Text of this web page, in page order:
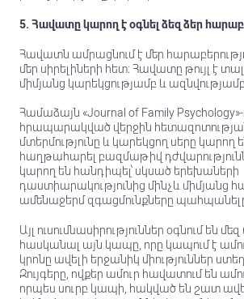
5. Հավատը կարող է օգնել ձեզ ձեր
Հավատն ամրացնում է մեր
մեր սիրելիների հետ։ Հավատը թույլ է
միմյանց կարեկցությամբ և
Համաձայն «Journal of Family Psychology»-
հրապարակված վերջին
մտերմությունը և կարեկցող սերը կարող
հաղթահարել բազմաթիվ
կարող են հանդիպել՝ սկսած երեխաների
դաստիարակությունից մինչև միմյանց
ամենաջերմ զգացմունքները
Այլ ուսումնասիրություններ օգնում են
հասկանալ այն կապը, որը կապում է
կրոնը ավելի երջանիկ միություններ
Զույգերը, ովքեր ամուր հավատում են
որպես սուրբ կապի, հակված են շատ